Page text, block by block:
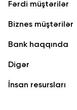
Fərdi müştərilər
Biznes müştərilər
Bank haqqında
Digər
İnsan resursları